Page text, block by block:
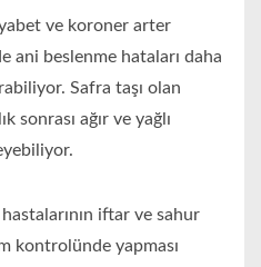
ve koroner arter
ani beslenme hataları daha
Safra taşı olan
sonrası ağır ve yağlı
iftar ve sahur
kontrolünde yapması